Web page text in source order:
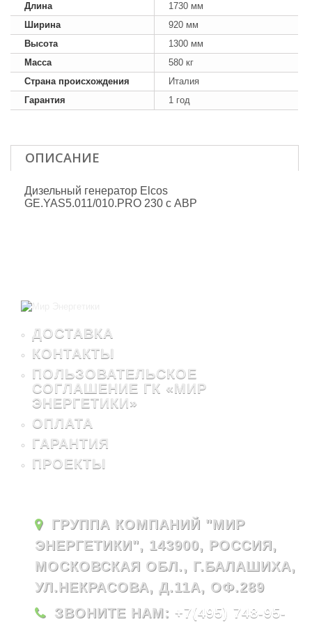
Длина
1730 мм
Ширина
920 мм
Высота
1300 мм
Масса
580 кг
Страна происхождения
Италия
Гарантия
1 год
ОПИСАНИЕ
Дизельный генератор Elcos
GE.YAS5.011/010.PRO 230 с АВР
ДОСТАВКА
КОНТАКТЫ
ПОЛЬЗОВАТЕЛЬСКОЕ
СОГЛАШЕНИЕ ГК «МИР
ЭНЕРГЕТИКИ»
ОПЛАТА
ГАРАНТИЯ
ПРОЕКТЫ
ГРУППА КОМПАНИЙ "МИР
ЭНЕРГЕТИКИ", 143900, РОССИЯ,
МОСКОВСКАЯ ОБЛ., Г.БАЛАШИХА,
УЛ.НЕКРАСОВА, Д.11А, ОФ.289
ЗВОНИТЕ НАМ: +7(495) 748-95-